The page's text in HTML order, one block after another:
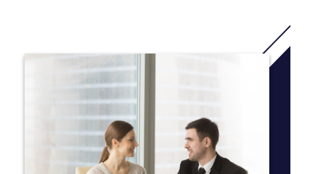
Course structure
If you have already completed other eligible elective units, these
may be counted towards completion of this course.
A practical placement in a registered, education and care service
is a mandatory component of the qualification.